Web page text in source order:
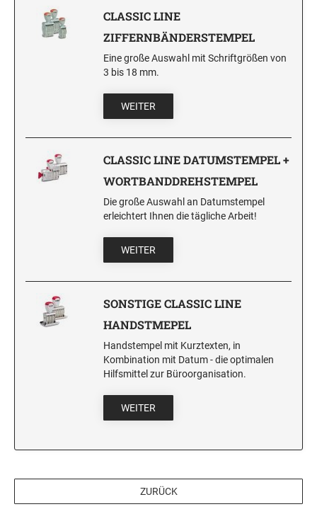
CLASSIC LINE
ZIFFERNBÄNDERSTEMPEL
Eine große Auswahl mit Schriftgrößen von
3 bis 18 mm.
WEITER
CLASSIC LINE DATUMSTEMPEL +
WORTBANDDREHSTEMPEL
Die große Auswahl an Datumstempel
erleichtert Ihnen die tägliche Arbeit!
WEITER
SONSTIGE CLASSIC LINE
HANDSTMEPEL
Handstempel mit Kurztexten, in
Kombination mit Datum - die optimalen
Hilfsmittel zur Büroorganisation.
WEITER
ZURÜCK